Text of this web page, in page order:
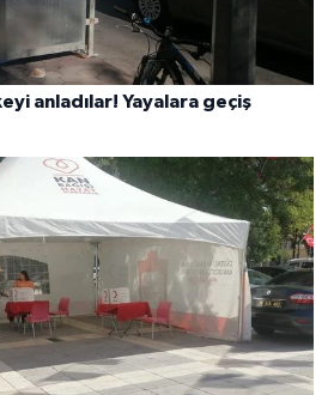
anladılar! Yayalara geçiş